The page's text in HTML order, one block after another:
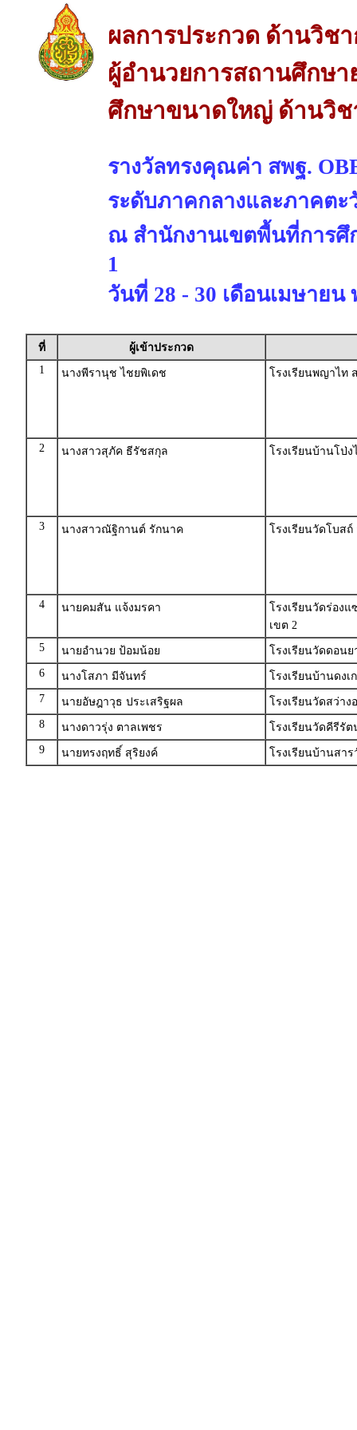
ผลการประกวด ด้านวิช
ผู้อำนวยการสถานศึกษา
ศึกษาขนาดใหญ่ ด้านวิช
รางวัลทรงคุณค่า สพฐ.
ระดับภาคกลางและภาคตะ
ณ สำนักงานเขตพื้นที่การศึ
1
วันที่ 28 - 30 เดือนเมษายน
ที่
ผู้เข้าประกวด
1
นางพีรานุช ไชยพิเดช โรงเรียนพญาไท
2 นางสาวสุภัค ธีรัชสกุล โรงเรียนบ้านโป่
3 นางสาวณัฐิกานต์ รักนาค โรงเรียนวัดโบส
4 นายคมสัน แจ้งมรคา
โรงเรียนวัดร่อง
เขต 2
5
นายอำนวย ป้อมน้อย
โรงเรียนวัดดอน
6
นางโสภา มีจันทร์
โรงเรียนบ้านดง
7
นายอัษฎาวุธ ประเสริฐผล
โรงเรียนวัดสว่า
8
นางดาวรุ่ง ตาลเพชร
โรงเรียนวัดคีรีรั
9
นายทรงฤทธิ์ สุริยงค์ โรงเรียนบ้านสา